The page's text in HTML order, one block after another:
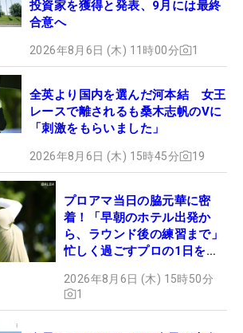
投資家を獲得と発表、9月には最終
合意へ
2026年8月6日 (木) 11時00分 1
全英より国内を選んだ河本結 女王
レースで離されるも桑木志帆のVに
「刺激をもらいました」
2026年8月6日 (木) 15時45分 19
プロアマ当日の脇元華に密
着！「早朝のホテル出発か
ら、ラウンド後の練習まで」
忙しく過ごすプロの1日を公
2026年8月6日 (木) 15時50分
1